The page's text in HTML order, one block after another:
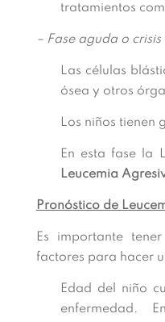
tratamientos
– Fase aguda o
Las células
ósea y otros
Los niños tienen
En esta fase la
Leucemia
Pronóstico de
Es importante
factores para hacer
Edad del niño
enfermedad.